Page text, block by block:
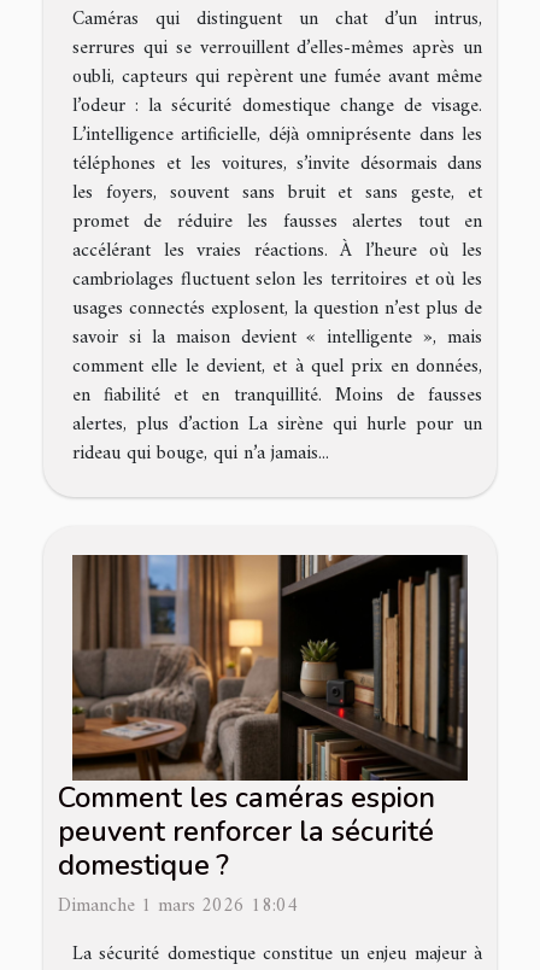
Caméras qui distinguent un chat d’un intrus,
serrures qui se verrouillent d’elles-mêmes après un
oubli, capteurs qui repèrent une fumée avant même
l’odeur : la sécurité domestique change de visage.
L’intelligence artificielle, déjà omniprésente dans les
téléphones et les voitures, s’invite désormais dans
les foyers, souvent sans bruit et sans geste, et
promet de réduire les fausses alertes tout en
accélérant les vraies réactions. À l’heure où les
cambriolages fluctuent selon les territoires et où les
usages connectés explosent, la question n’est plus de
savoir si la maison devient « intelligente », mais
comment elle le devient, et à quel prix en données,
en fiabilité et en tranquillité. Moins de fausses
alertes, plus d’action La sirène qui hurle pour un
rideau qui bouge, qui n’a jamais...
Comment les caméras espion
peuvent renforcer la sécurité
domestique ?
Dimanche 1 mars 2026 18:04
La sécurité domestique constitue un enjeu majeur à